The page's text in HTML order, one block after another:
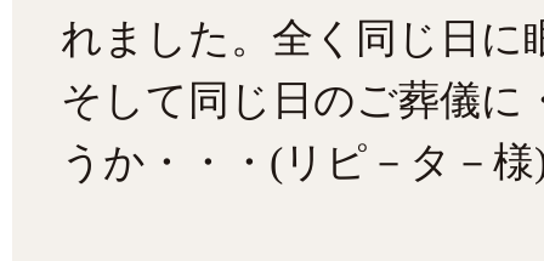
れました。全く同じ日に
そして同じ日のご葬儀
うか・・・(リピ－タ－様